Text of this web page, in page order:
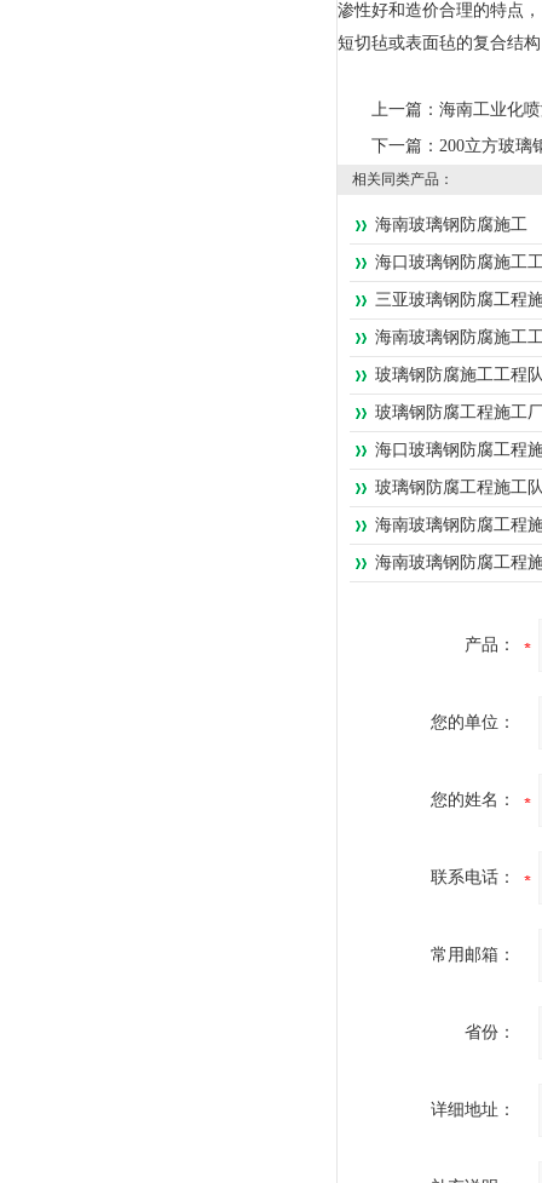
渗性好和造价合理的特点
短切毡或表面毡的复合结
上一篇： 海南工业化
下一篇： 200立方玻璃
相关同类产品：
海南玻璃钢防腐施工
海口玻璃钢防腐施工
三亚玻璃钢防腐工程
海南玻璃钢防腐施工
玻璃钢防腐施工工程
玻璃钢防腐工程施工
海口玻璃钢防腐工程
玻璃钢防腐工程施工
海南玻璃钢防腐工程
海南玻璃钢防腐工程
产品：
您的单位：
您的姓名：
联系电话：
常用邮箱：
省份：
详细地址：